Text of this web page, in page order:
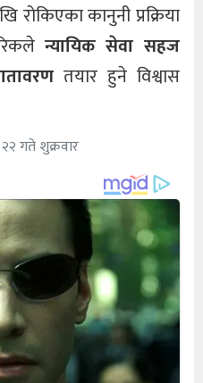
कानुनी प्रक्रिया
न्यायिक सेवा सहज
तयार हुने विश्वास
गते शुक्रवार